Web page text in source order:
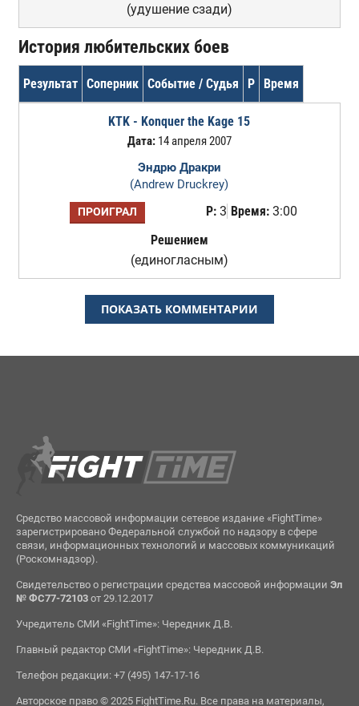
(удушение сзади)
История любительских боев
Результат Соперник Событие / Судья Р Время
KTK - Konquer the Kage 15
Дата:14 апреля 2007
Эндрю Дракри
(Andrew Druckrey)
ПРОИГРАЛ Р:3 Время:3:00
Решением
(единогласным)
ПОКАЗАТЬ КОММЕНТАРИИ
Средство массовой информации сетевое издание «FightTime»
зарегистрировано Федеральной службой по надзору в сфере
связи, информационных технологий и массовых коммуникаций
(Роскомнадзор).
Свидетельство о регистрации средства массовой информации Эл
№ ФС77-72103от 29.12.2017
Учредитель СМИ «FightTime»: Чередник Д.В.
Главный редактор СМИ «FightTime»: Чередник Д.В.
Телефон редакции: +7 (495) 147-17-16
Авторское право © 2025 FightTime.Ru. Все права на материалы,